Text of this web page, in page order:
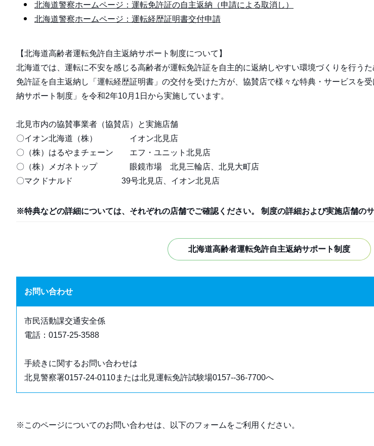
北海道警察ホームページ：運転免許証の自主返納（申請による取消し）
北海道警察ホームページ：運転経歴証明書交付申請
【北海道高齢者運転免許自主返納サポート制度について】
北海道では、運転に不安を感じる高齢者が運転免許証を自主的に返納しやすい環境づくりを行う
免許証を自主返納し「運転経歴証明書」の交付を受けた方が、協賛店で様々な特典・サービスを
納サポート制度」を令和2年10月1日から実施しています。
北見市内の協賛事業者（協賛店）と実施店舗
〇イオン北海道（株） イオン北見店
〇（株）はるやまチェーン エフ・ユニット北見店
〇（株）メガネトップ 眼鏡市場 北見三輪店、北見大町店
〇マクドナルド 39号北見店、イオン北見店
※特典などの詳細については、それぞれの店舗でご確認ください。 制度の詳細および実施店舗の
北海道高齢者運転免許自主返納サポート制度
お問い合わせ
市民活動課交通安全係
電話：0157‐25‐3588
手続きに関するお問い合わせは
北見警察署0157-24-0110または北見運転免許試験場0157--36-7700へ
※このページについてのお問い合わせは、以下のフォームをご利用ください。